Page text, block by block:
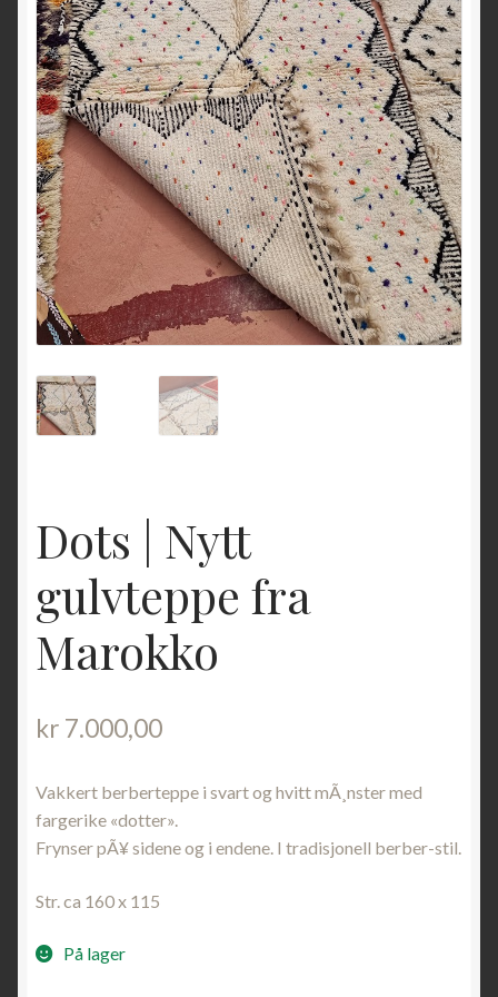
Dots | Nytt
gulvteppe fra
Marokko
kr 7.000,00
Vakkert berberteppe i svart og hvitt mÃ¸nster med
fargerike «dotter».
Frynser pÃ¥ sidene og i endene. I tradisjonell berber-stil.
Str. ca 160 x 115
På lager